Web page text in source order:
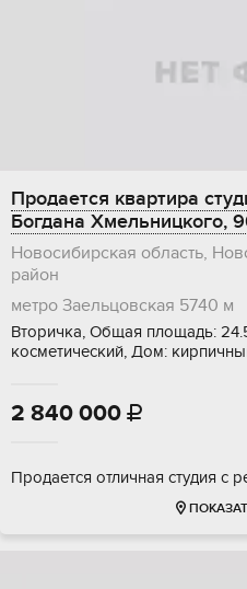
Продается квартира
Богдана Хмельницкого,
Новосибирская область,
район
метро Заельцовская 5740 м
Вторичка, Общая площадь:
косметический, Дом:
2 840 000 
Продается отличная студия с